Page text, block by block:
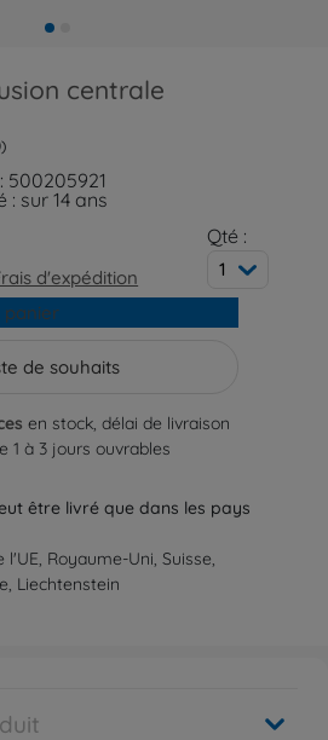
centrale
500205921
sur 14 ans
d'expédition
Qté :
1
de souhaits
panier
en stock, délai de livraison
1 à 3 jours ouvrables
être livré que dans les pays
l'UE, Royaume-Uni, Suisse,
Liechtenstein